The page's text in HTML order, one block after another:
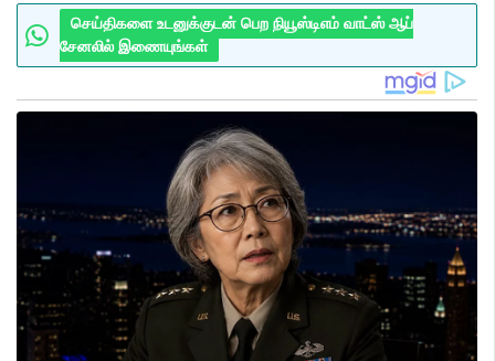
செய்திகளை உடனுக்குடன் பெற நியூஸ்டிஎம் வாட்ஸ் ஆப்
சேனலில் இணையுங்கள்